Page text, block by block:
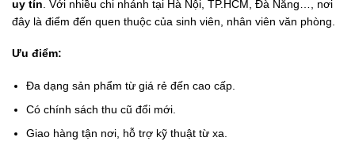
uy tín . Với nhiều chi nhánh tại Hà Nội, TP.HCM, Đà Nẵng…, nơi
đây là điểm đến quen thuộc của sinh viên, nhân viên văn phòng.
Ưu điểm:
Đa dạng sản phẩm từ giá rẻ đến cao cấp.
Có chính sách thu cũ đổi mới.
Giao hàng tận nơi, hỗ trợ kỹ thuật từ xa.